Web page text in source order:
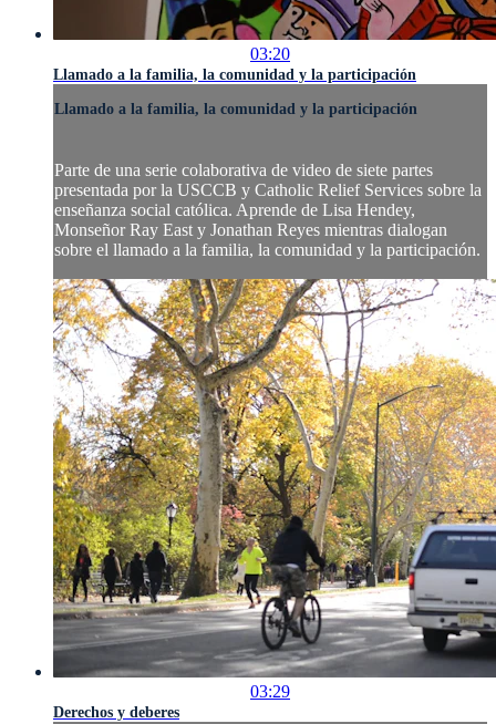
03:20
Llamado a la familia, la comunidad y la participación
Llamado a la familia, la comunidad y la participación
Parte de una serie colaborativa de video de siete partes
presentada por la USCCB y Catholic Relief Services sobre la
enseñanza social católica. Aprende de Lisa Hendey,
Monseñor Ray East y Jonathan Reyes mientras dialogan
sobre el llamado a la familia, la comunidad y la participación.
03:29
Derechos y deberes